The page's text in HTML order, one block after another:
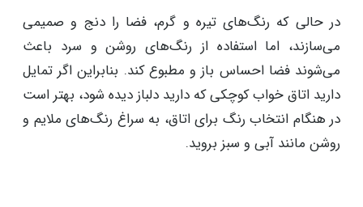
در حالی که رنگ‌های تیره و گرم، فضا را دنج و صمیمی
می‌سازند، اما استفاده از رنگ‌های روشن و سرد باعث
می‌شوند فضا احساس باز و مطبوع کند. بنابراین اگر تمایل
دارید اتاق خواب کوچکی که دارید دلباز دیده شود، بهتر است
در هنگام انتخاب رنگ برای اتاق، به سراغ رنگ‌های ملایم و
روشن مانند آبی و سبز بروید.